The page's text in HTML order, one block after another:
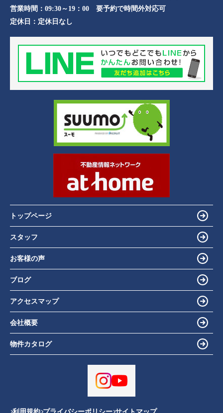
営業時間： 09:30～19：00 要予約で時間外対応可
定休日： 定休日なし
トップページ
スタッフ
お客様の声
ブログ
アクセスマップ
会社概要
物件カタログ